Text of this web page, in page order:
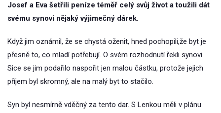
Josef a Eva šetřili peníze téměř celý svůj život a toužili dát
svému synovi nějaký výjimečný dárek.
Když jim oznámil, že se chystá oženit, hned pochopili,že byt je
přesně to, co mladí potřebují. O svém rozhodnutí řekli synovi.
Sice se jim podařilo naspořit jen malou částku, protože jejich
příjem byl skromný, ale na malý byt to stačilo.
Syn byl nesmírně vděčný za tento dar. S Lenkou měli v plánu